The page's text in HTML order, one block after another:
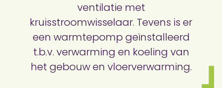
ventilatie met
kruisstroomwisselaar. Tevens is er
een warmtepomp geïnstalleerd
t.b.v. verwarming en koeling van
het gebouw en vloerverwarming.